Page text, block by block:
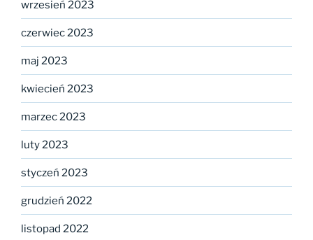
wrzesień 2023
czerwiec 2023
maj 2023
kwiecień 2023
marzec 2023
luty 2023
styczeń 2023
grudzień 2022
listopad 2022